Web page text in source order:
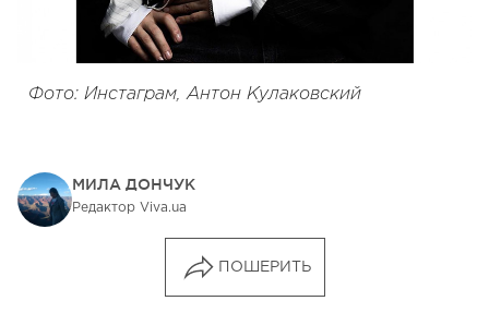
Фото: Инстаграм, Антон Кулаковский
МИЛА ДОНЧУК
Редактор Viva.ua
ПОШЕРИТЬ